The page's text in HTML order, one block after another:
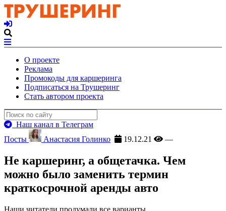
О проекте
Реклама
Промокоды для каршеринга
Подписаться на Трушеринг
Стать автором проекта
Наш канал в Телеграм
Посты
Анастасия Голинко 19.12.21 —
Не каршеринг, а общетачка. Чем
можно было заменить термин
краткосрочной аренды авто
Наши читатели продумали все варианты